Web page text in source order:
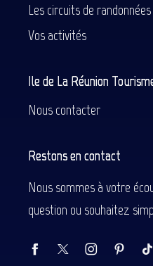
Les circuits de randonnées
Vos activités
Ile de La Réunion
Nous contacter
Restons en contact
Nous sommes à votre
question ou souhaitez